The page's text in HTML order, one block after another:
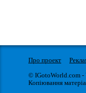
Про проект
© IGotoWorld.com -
Копіювання